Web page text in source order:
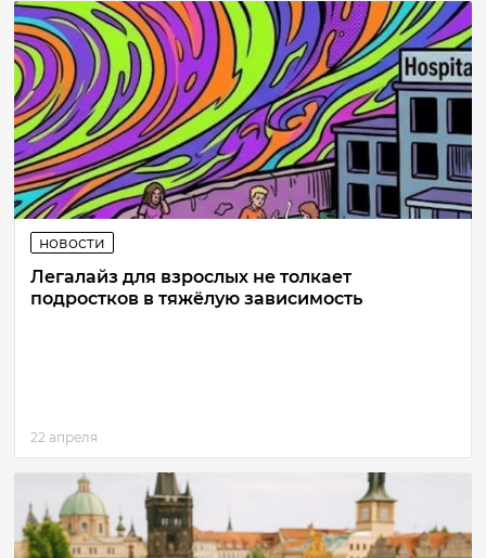
новости
Легалайз для взрослых не толкает
подростков в тяжёлую зависимость
22 апреля